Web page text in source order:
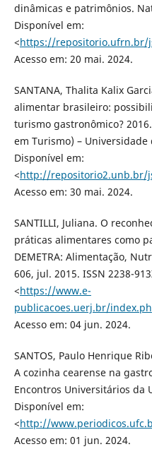
dinâmicas e patrimônios.
Disponível em:
<https://repositorio.ufrn.br/
Acesso em: 20 mai. 2024.
SANTANA, Thalita Kalix
alimentar brasileiro:
turismo gastronômico?
em Turismo) –
Disponível em:
<http://repositorio2.unb.br/
Acesso em: 30 mai. 2024.
SANTILLI, Juliana. O
práticas alimentares como
DEMETRA: Alimentação,
606, jul. 2015. ISSN 2238-
<https://www.e-
publicacoes.uerj.br/
Acesso em: 04 jun. 2024.
SANTOS, Paulo Henrique
A cozinha cearense na
Encontros Universitários da
Disponível em:
<http://
Acesso em: 01 jun. 2024.